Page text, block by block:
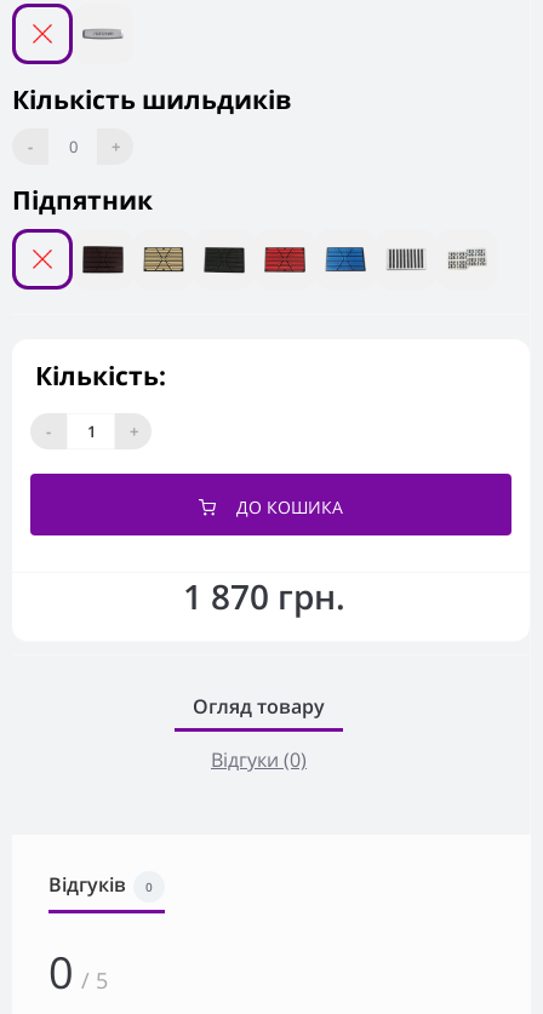
1 870 грн.
Підпятник
Кількість шильдиків
- 0 +
Кількість:
- +
ДО КОШИКА
Огляд товару
Відгуки (0)
Відгуків 0
0 / 5